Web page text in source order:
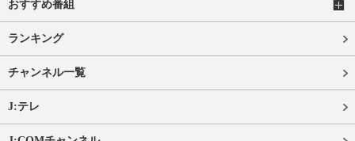
おすすめ番組
ランキング
チャンネル一覧
J:テレ